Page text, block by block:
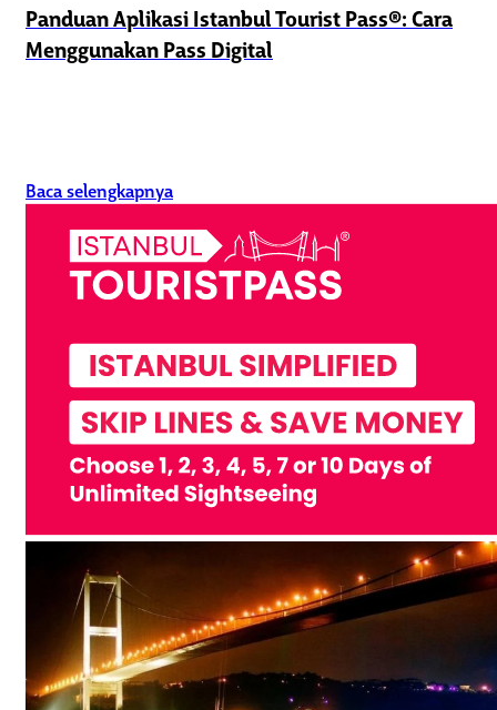
Panduan Aplikasi Istanbul Tourist Pass®: Cara
Menggunakan Pass Digital
Baca selengkapnya